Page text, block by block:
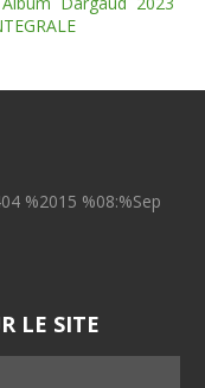
%2015 %08:%Sep
LE SITE